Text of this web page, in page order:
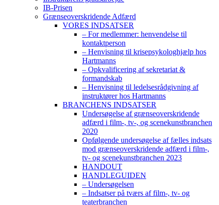
IB-Prisen
Grænseoverskridende Adfærd
VORES INDSATSER
– For medlemmer: henvendelse til
kontaktperson
– Henvisning til krisepsykologhjælp hos
Hartmanns
– Opkvalificering af sekretariat &
formandskab
– Henvisning til ledelsesrådgivning af
instruktører hos Hartmanns
BRANCHENS INDSATSER
Undersøgelse af grænseoverskridende
adfærd i film-, tv-, og scenekunstbranchen
2020
Opfølgende undersøgelse af fælles indsats
mod grænseoverskridende adfærd i film-,
tv- og scenekunstbranchen 2023
HANDOUT
HANDLEGUIDEN
– Undersøgelsen
– Indsatser på tværs af film-, tv- og
teaterbranchen